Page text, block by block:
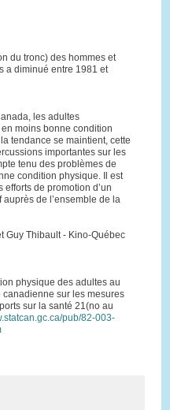
du tronc) des hommes et
a diminué entre 1981 et
les adultes
moins bonne condition
tendance se maintient, cette
importantes sur les
tenu des problèmes de
condition physique. Il est
de promotion d’un
de l’ensemble de la
Guy Thibault - Kino-Québec
physique des adultes au
canadienne sur les mesures
sur la santé 21(no au
pub/82-003-